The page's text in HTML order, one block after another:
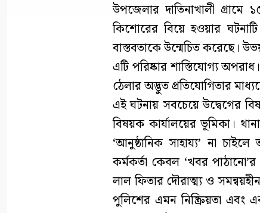
উপজেলার দাতিনাখালী
কিশোরের বিয়ে হওয়ার
বাস্তবতাকে উন্মেচিত করেছে।
এটি পরিষ্কার শাস্তিযোগ্য
ঠেলার অদ্ভুত প্রতিযোগিতার
এই ঘটনায় সবচেয়ে উদ্বেগের
বিষয়ক কার্যালয়ের ভূমিকা।
‘আনুষ্ঠানিক সাহায্য’ না
কর্মকর্তা কেবল ‘খবর
লাল ফিতার দৌরাত্ম্য ও
পুলিশের এমন নিষ্ক্রিয়তা এবং